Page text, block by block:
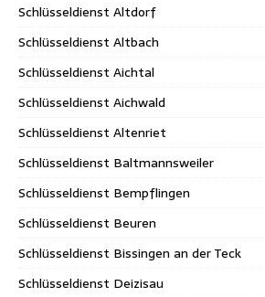
Schlüsseldienst Altdorf
Schlüsseldienst Altbach
Schlüsseldienst Aichtal
Schlüsseldienst Aichwald
Schlüsseldienst Altenriet
Schlüsseldienst Baltmannsweiler
Schlüsseldienst Bempflingen
Schlüsseldienst Beuren
Schlüsseldienst Bissingen an der Teck
Schlüsseldienst Deizisau